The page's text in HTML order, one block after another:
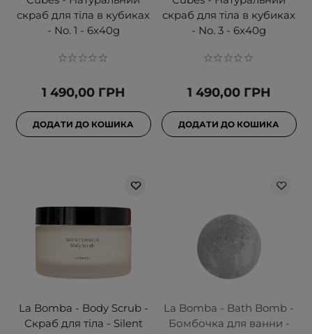
скраб для тіла в кубиках
- No. 1 - 6x40g
1 490,00 ГРН
ДОДАТИ ДО КОШИКА
скраб для тіла в кубиках
- No. 3 - 6x40g
1 490,00 ГРН
ДОДАТИ ДО КОШИКА
La Bomba - Body Scrub -
Скраб для тіла - Silent
La Bomba - Bath Bomb -
Бомбочка для ванни -